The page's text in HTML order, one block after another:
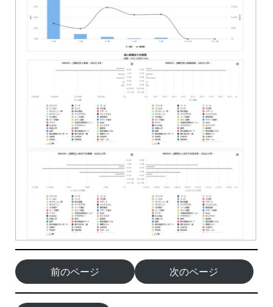
前のページ 次のページ